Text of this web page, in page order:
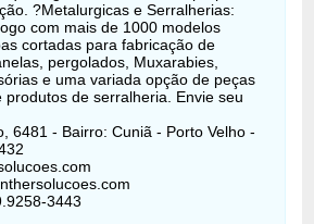
?Metalurgicas e Serralherias:
com mais de 1000 modelos
cortadas para fabricação de
pergolados, Muxarabies,
e uma variada opção de peças
produtos de serralheria. Envie seu
6481 - Bairro: Cuniã - Porto Velho -
3443